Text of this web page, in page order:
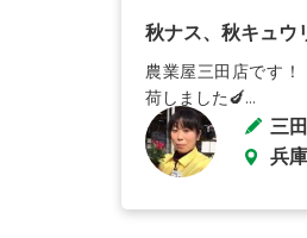
秋ナス、秋キュウ
農業屋三田店です
荷しました🍆...
三
兵